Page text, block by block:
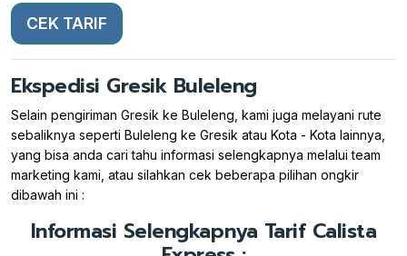
CEK TARIF
Ekspedisi Gresik Buleleng
Selain pengiriman Gresik ke Buleleng, kami juga melayani rute
sebaliknya seperti Buleleng ke Gresik atau Kota - Kota lainnya,
yang bisa anda cari tahu informasi selengkapnya melalui team
marketing kami, atau silahkan cek beberapa pilihan ongkir
dibawah ini :
Informasi Selengkapnya Tarif Calista